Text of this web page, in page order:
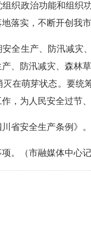
织政治功能和组织
落实，不断开创我
生产、防汛减灾、
、防汛减灾、森林
在萌芽状态。要统
，为人民安全过节
省安全生产条例》。
（市融媒体中心